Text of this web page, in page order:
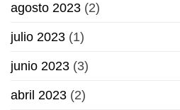
agosto 2023 (2)
julio 2023 (1)
junio 2023 (3)
abril 2023 (2)